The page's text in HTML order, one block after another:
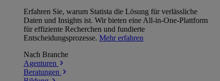
Erfahren Sie, warum Statista die Lösung für verlässliche
Daten und Insights ist. Wir bieten eine All-in-One-Plattform
für effiziente Recherchen und fundierte
Entscheidungsprozesse. Mehr erfahren
Nach Branche
Agenturen
Beratungen